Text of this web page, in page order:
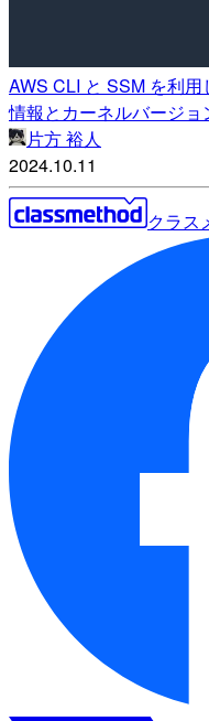
AWS CLI と SSM を利
情報とカーネルバージ
片方 裕人
2024.10.11
クラス